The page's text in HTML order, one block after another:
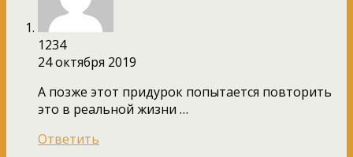
1234
24 октября 2019
А позже этот придурок попытается повторить
это в реальной жизни …
Ответить